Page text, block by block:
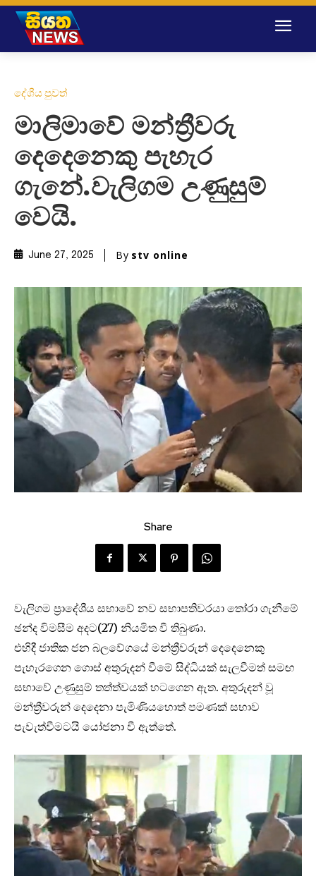
දේශීය පුවත්
මාලිමාවේ මන්ත්‍රීවරු
දෙදෙනෙකු පැහැර
ගැනේ.වැලිගම උණුසුම්
වෙයි.
June 27, 2025 By stv online
Share
වැලිගම ප්‍රාදේශීය සභාවේ නව සභාපතිවරයා තෝරා ගැනීමේ
ඡන්ද විමසීම අදට(27) නියමිත වී තිබුණා.
එහිදී ජාතික ජන බලවේගයේ මන්ත්‍රීවරුන් දෙදෙනෙකු
පැහැරගෙන ගොස් අතුරුදන් වීමේ සිද්ධියක් සැලවීමත් සමඟ
සභාවේ උණුසුම් තත්ත්වයක් හටගෙන ඇත. අතුරුදන් වූ
මන්ත්‍රීවරුන් දෙදෙනා පැමිණියහොත් පමණක් සභාව
පැවැත්වීමටයි යෝජනා වී ඇත්තේ.